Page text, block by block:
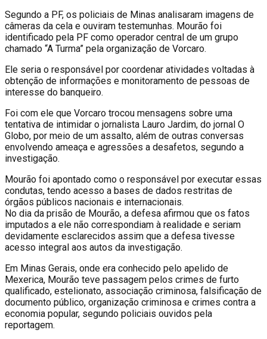
Segundo a PF, os policiais de Minas analisaram imagens de
câmeras da cela e ouviram testemunhas. Mourão foi
identificado pela PF como operador central de um grupo
chamado “A Turma” pela organização de Vorcaro.
Ele seria o responsável por coordenar atividades voltadas à
obtenção de informações e monitoramento de pessoas de
interesse do banqueiro.
Foi com ele que Vorcaro trocou mensagens sobre uma
tentativa de intimidar o jornalista Lauro Jardim, do jornal O
Globo, por meio de um assalto, além de outras conversas
envolvendo ameaça e agressões a desafetos, segundo a
investigação.
Mourão foi apontado como o responsável por executar essas
condutas, tendo acesso a bases de dados restritas de
órgãos públicos nacionais e internacionais.
No dia da prisão de Mourão, a defesa afirmou que os fatos
imputados a ele não correspondiam à realidade e seriam
devidamente esclarecidos assim que a defesa tivesse
acesso integral aos autos da investigação.
Em Minas Gerais, onde era conhecido pelo apelido de
Mexerica, Mourão teve passagem pelos crimes de furto
qualificado, estelionato, associação criminosa, falsificação de
documento público, organização criminosa e crimes contra a
economia popular, segundo policiais ouvidos pela
reportagem.